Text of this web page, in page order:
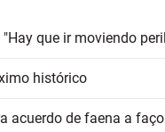
que ir moviendo
histórico
acuerdo de faena a